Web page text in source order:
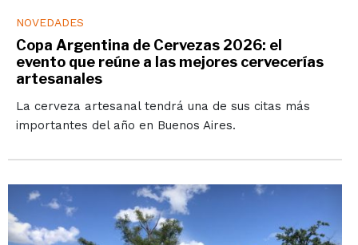
NOVEDADES
Copa Argentina de Cervezas 2026: el
evento que reúne a las mejores cervecerías
artesanales
La cerveza artesanal tendrá una de sus citas más
importantes del año en Buenos Aires.